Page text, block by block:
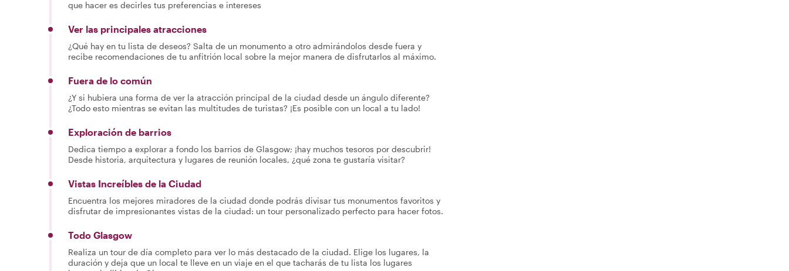
que hacer es decirles tus preferencias e intereses
Ver las principales atracciones
¿Qué hay en tu lista de deseos? Salta de un monumento a otro admirándolos desde fuera y
recibe recomendaciones de tu anfitrión local sobre la mejor manera de disfrutarlos al máximo.
Fuera de lo común
¿Y si hubiera una forma de ver la atracción principal de la ciudad desde un ángulo diferente?
¿Todo esto mientras se evitan las multitudes de turistas? ¡Es posible con un local a tu lado!
Exploración de barrios
Dedica tiempo a explorar a fondo los barrios de Glasgow; ¡hay muchos tesoros por descubrir!
Desde historia, arquitectura y lugares de reunión locales, ¿qué zona te gustaría visitar?
Vistas Increíbles de la Ciudad
Encuentra los mejores miradores de la ciudad donde podrás divisar tus monumentos favoritos y
disfrutar de impresionantes vistas de la ciudad: un tour personalizado perfecto para hacer fotos.
Todo Glasgow
Realiza un tour de día completo para ver lo más destacado de la ciudad. Elige los lugares, la
duración y deja que un local te lleve en un viaje en el que tacharás de tu lista los lugares